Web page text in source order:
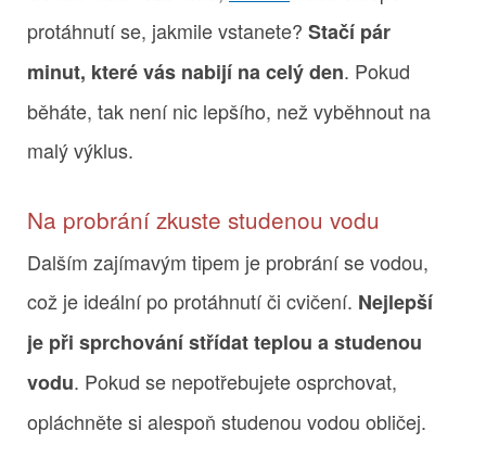
protáhnutí se, jakmile vstanete? Stačí pár
minut, které vás nabijí na celý den. Pokud
běháte, tak není nic lepšího, než vyběhnout na
malý výklus.
Na probrání zkuste studenou vodu
Dalším zajímavým tipem je probrání se vodou,
což je ideální po protáhnutí či cvičení. Nejlepší
je při sprchování střídat teplou a studenou
vodu. Pokud se nepotřebujete osprchovat,
opláchněte si alespoň studenou vodou obličej.